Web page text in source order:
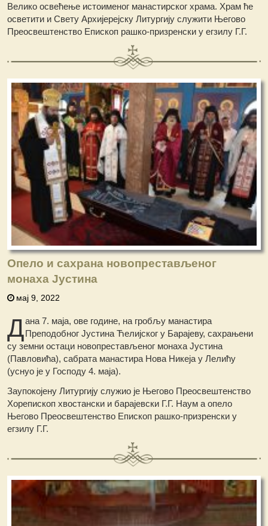
Велико освећење истоименог манастирског храма. Храм ће
осветити и Свету Архијерејску Литургију служити Његово
Преосвештенство Епископ рашко-призренски у егзилу Г.Г.
Опело и сахрана новопрестављеног
монаха Јустина
мај 9, 2022
Дана 7. маја, ове године, на гробљу манастира
Преподобног Јустина Ћелијског у Барајеву, сахрањени
су земни остаци новопрестављеног монаха Јустина
(Павловића), сабрата манастира Нова Никеја у Лелићу
(уснуо је у Господу 4. маја).
Заупокојену Литургију служио је Његово Преосвештенство
Хорепископ хвостански и барајевски Г.Г. Наум а опело
Његово Преосвештенство Епископ рашко-призренски у
егзилу Г.Г.